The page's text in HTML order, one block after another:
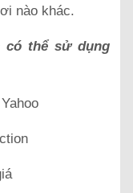
nào khác.
có thể sử dụng